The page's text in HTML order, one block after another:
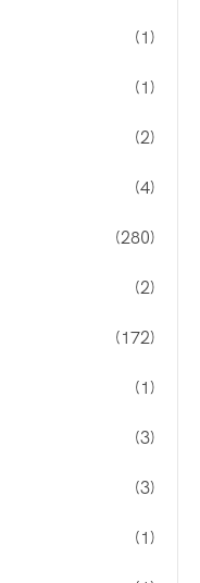
(1)
(1)
(2)
(4)
(280)
(2)
(172)
(1)
(3)
(3)
(1)